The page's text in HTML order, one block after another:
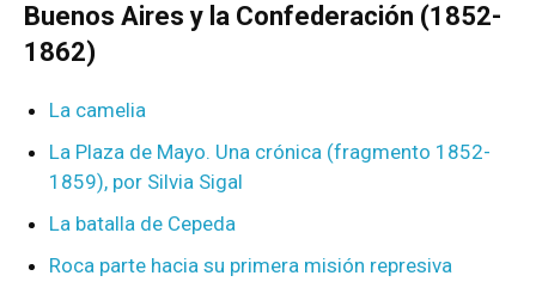
Buenos Aires y la Confederación (1852-
1862)
La camelia
La Plaza de Mayo. Una crónica (fragmento 1852-
1859), por Silvia Sigal
La batalla de Cepeda
Roca parte hacia su primera misión represiva